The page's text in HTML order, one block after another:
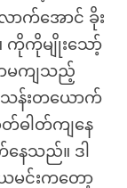
က်အောင် ခိုး
ကိုကိုမျိုးသော့်
မကျသည့်
သန်းတယောက်
ဓါတ်ကျနေ
ေသည်။ ဒါ
မင်းကတော့